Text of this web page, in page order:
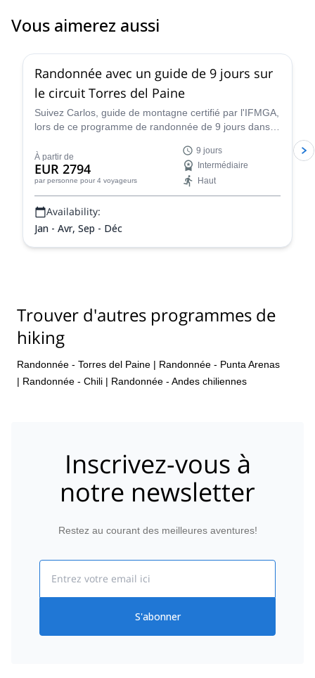
Vous aimerez aussi
Randonnée avec un guide de 9 jours sur
le circuit Torres del Paine
Suivez Carlos, guide de montagne certifié par l'IFMGA,
lors de ce programme de randonnée de 9 jours dans le
plus belles régions de la Patagonie chilienne !
À partir de
EUR 2794
par personne pour 4 voyageurs
9 jours
Intermédiaire
Haut
Availability:
Jan - Avr, Sep - Déc
Trouver d'autres programmes de
hiking
Randonnée - Torres del Paine | Randonnée - Punta Arenas
| Randonnée - Chili | Randonnée - Andes chiliennes
Inscrivez-vous à
notre newsletter
Restez au courant des meilleures aventures!
S'abonner